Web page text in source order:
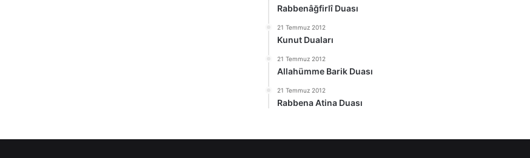
Rabbenâğfirlî Duası
21 Temmuz 2012
Kunut Duaları
21 Temmuz 2012
Allahümme Barik Duası
21 Temmuz 2012
Rabbena Atina Duası